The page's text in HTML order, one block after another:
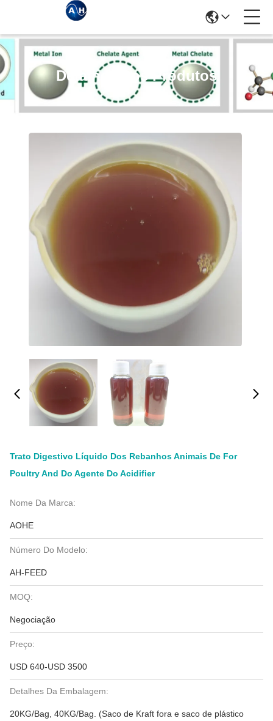
Detalhes Dos Produtos
Trato Digestivo Líquido Dos Rebanhos Animais De For
Poultry And Do Agente Do Acidifier
Nome Da Marca:
AOHE
Número Do Modelo:
AH-FEED
MOQ:
Negociação
Preço:
USD 640-USD 3500
Detalhes Da Embalagem:
20KG/Bag, 40KG/Bag. (Saco de Kraft fora e saco de plástico